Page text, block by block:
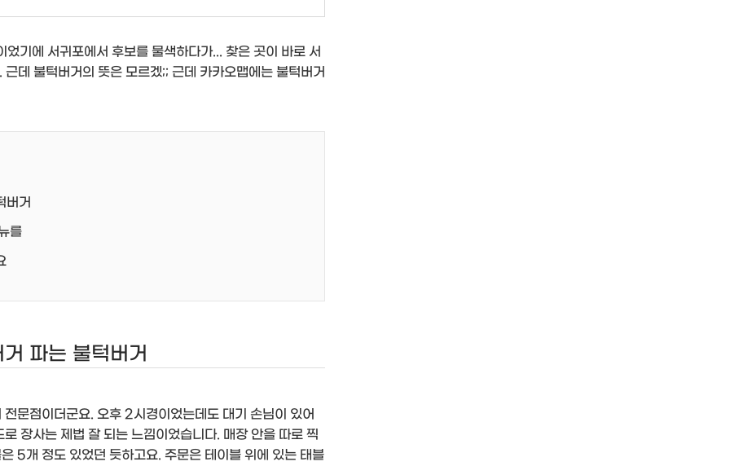
기에 서귀포에서 후보를 물색하다가... 찾은 곳이 바로 서
. 근데 불턱버거의 뜻은 모르겠;; 근데 카카오맵에는 불턱버거
버거
를
파는 불턱버거
문점이더군요. 오후 2시경이었는데도 대기 손님이 있어
장사는 제법 잘 되는 느낌이었습니다. 매장 안을 따로 찍
5개 정도 있었던 듯하고요. 주문은 테이블 위에 있는 태블